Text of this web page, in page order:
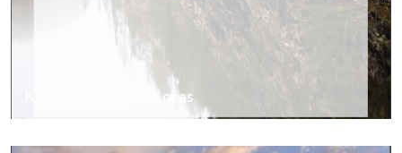
Kestävän matkailun opas